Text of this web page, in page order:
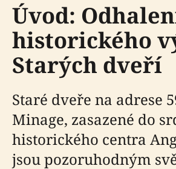
Úvod:
historického
Starých dveří
Staré dveře na adrese
Minage, zasazené do
historického centra
jsou pozoruhodným